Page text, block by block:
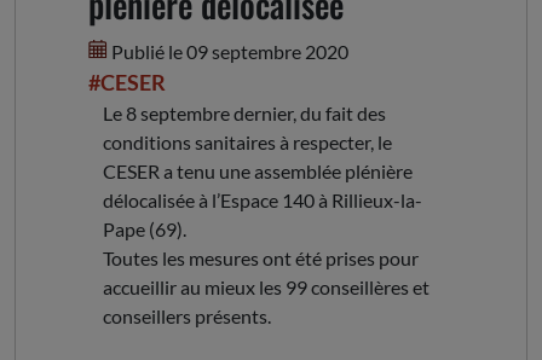
Publié le 09 septembre 2020
#CESER
Le 8 septembre dernier, du fait des
conditions sanitaires à respecter, le
CESER a tenu une assemblée plénière
délocalisée à l’Espace 140 à Rillieux-la-
Pape (69).
Toutes les mesures ont été prises pour
accueillir au mieux les 99 conseillères et
conseillers présents.